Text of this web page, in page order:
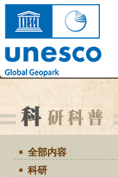
全部内容
科研